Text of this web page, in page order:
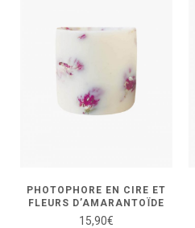
PHOTOPHORE EN CIRE ET
FLEURS D’AMARANTOÏDE
15,90€